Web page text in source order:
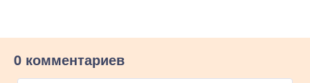
0 комментариев